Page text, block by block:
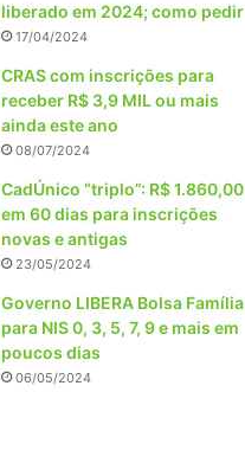
liberado em 2024; como pedir
17/04/2024
CRAS com inscrições para
receber R$ 3,9 MIL ou mais
ainda este ano
08/07/2024
CadÚnico “triplo”: R$ 1.860,00
em 60 dias para inscrições
novas e antigas
23/05/2024
Governo LIBERA Bolsa Família
para NIS 0, 3, 5, 7, 9 e mais em
poucos dias
06/05/2024